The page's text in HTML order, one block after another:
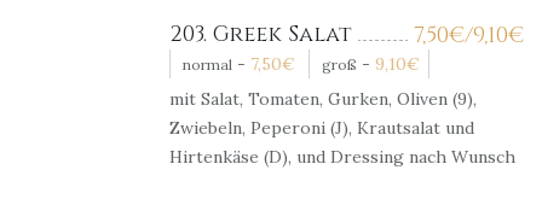
7,50€/9,10€
203. Greek Salat
normal - 7,50€ groß - 9,10€
mit Salat, Tomaten, Gurken, Oliven (9),
Zwiebeln, Peperoni (J), Krautsalat und
Hirtenkäse (D), und Dressing nach Wunsch